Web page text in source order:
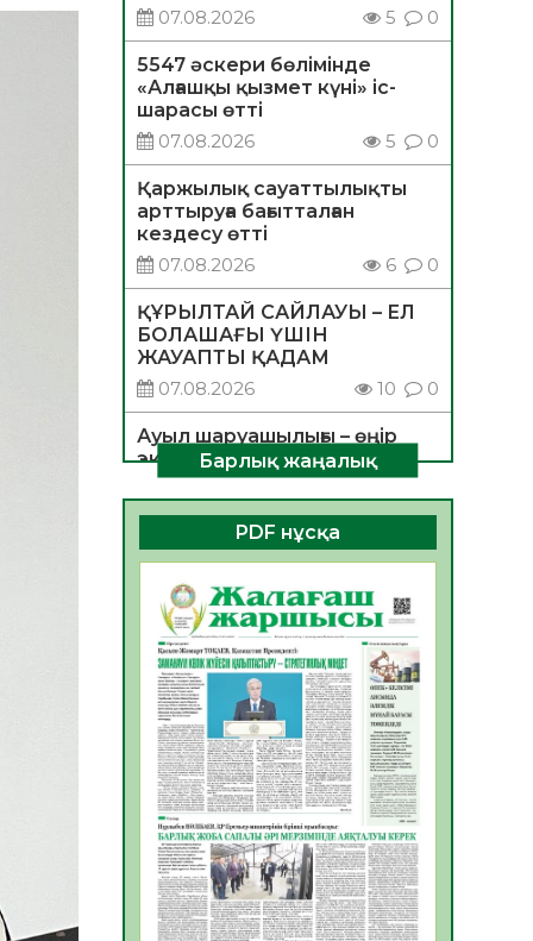
07.08.2026
5 0
5547 әскери бөлімінде
«Алғашқы қызмет күні» іс-
шарасы өтті
07.08.2026
5 0
Қаржылық сауаттылықты
арттыруға бағытталған
кездесу өтті
07.08.2026
6 0
ҚҰРЫЛТАЙ САЙЛАУЫ – ЕЛ
БОЛАШАҒЫ ҮШІН
ЖАУАПТЫ ҚАДАМ
07.08.2026
10 0
Ауыл шаруашылығы – өңір
экономикасының негізгі
тірегі
06.08.2026
25 0
ҚОҒАМДЫҚ БЕЛСЕНДІЛІК –
ЕЛ ДАМУЫНЫҢ НЕГІЗІ
06.08.2026
23
ҚҰРЫЛТАЙ САЙЛАУЫ –
БОЛАШАҚҚА БАСТАР
ЖАУАПТЫ ТАҢДАУ
06.08.2026
26
Инфекциялық ауруларға
қарсы иммундау
жұмыстарының тиімділігі
06.08.2026
27
Көкжөтел ауруы туралы
Барлық жаңалық
PDF нұсқа